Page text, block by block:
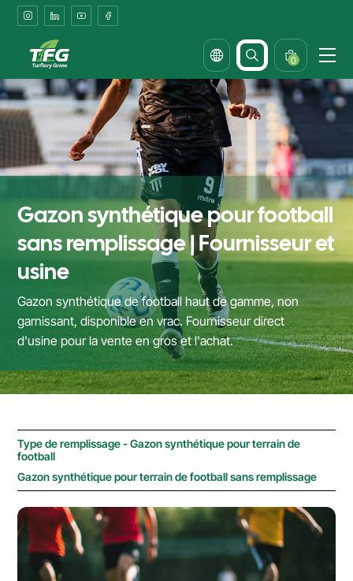
Non
Filling
Type
Football
Turf
Bulk
0
Gazon synthétique pour football
sans remplissage | Fournisseur et
usine
Gazon synthétique de football haut de gamme, non
garnissant, disponible en vrac. Fournisseur direct
d'usine pour la vente en gros et l'achat.
Type de remplissage - Gazon synthétique pour terrain de
football
Gazon synthétique pour terrain de football sans remplissage